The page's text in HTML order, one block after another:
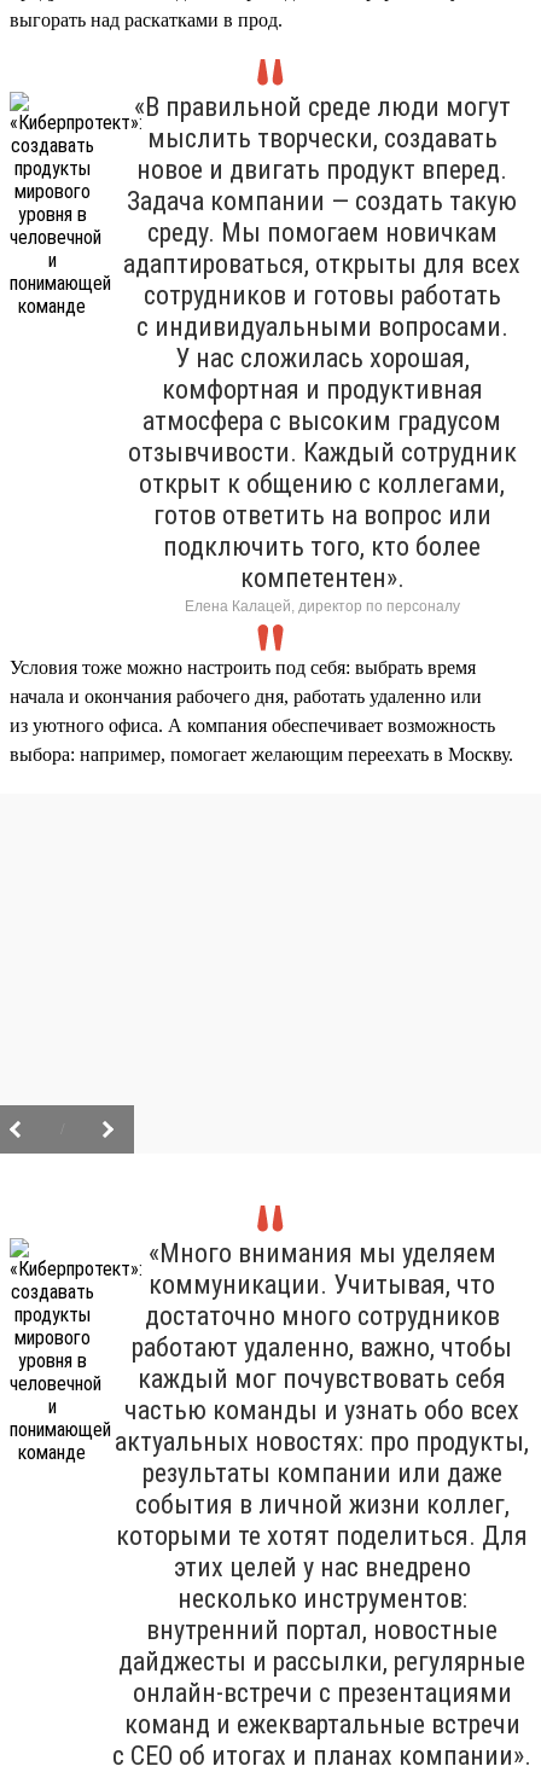
выгорать над раскатками в прод.
«В правильной среде люди могут
мыслить творчески, создавать
новое и двигать продукт вперед.
Задача компании — создать такую
среду. Мы помогаем новичкам
адаптироваться, открыты для всех
сотрудников и готовы работать
с индивидуальными вопросами.
У нас сложилась хорошая,
комфортная и продуктивная
атмосфера с высоким градусом
отзывчивости. Каждый сотрудник
открыт к общению с коллегами,
готов ответить на вопрос или
подключить того, кто более
компетентен».
Елена Калацей, директор по персоналу
Условия тоже можно настроить под себя: выбрать время
начала и окончания рабочего дня, работать удаленно или
из уютного офиса. А компания обеспечивает возможность
выбора: например, помогает желающим переехать в Москву.
«Много внимания мы уделяем
коммуникации. Учитывая, что
достаточно много сотрудников
работают удаленно, важно, чтобы
каждый мог почувствовать себя
частью команды и узнать обо всех
актуальных новостях: про продукты,
результаты компании или даже
события в личной жизни коллег,
которыми те хотят поделиться. Для
этих целей у нас внедрено
несколько инструментов:
внутренний портал, новостные
дайджесты и рассылки, регулярные
онлайн-встречи с презентациями
команд и ежеквартальные встречи
с CEO об итогах и планах компании».